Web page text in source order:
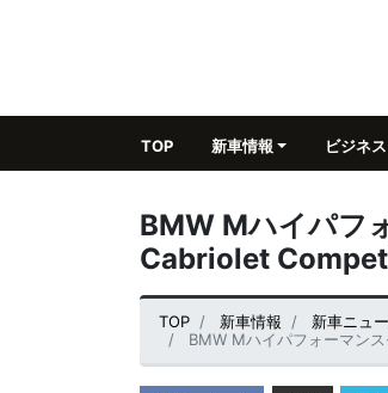
TOP 新車情報 ビジネ
BMW Mハイパフ
Cabriolet
TOP 新車情報
新車ニュ
BMW Mハイパフォーマン